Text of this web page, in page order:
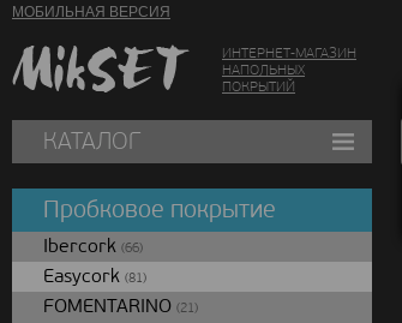
МОБИЛЬНАЯ ВЕРСИЯ
ИНТЕРНЕТ-МАГАЗИН
НАПОЛЬНЫХ
ПОКРЫТИЙ
КАТАЛОГ
Пробковое покрытие
Ibercork (66)
Easycork (81)
FOMENTARINO (21)